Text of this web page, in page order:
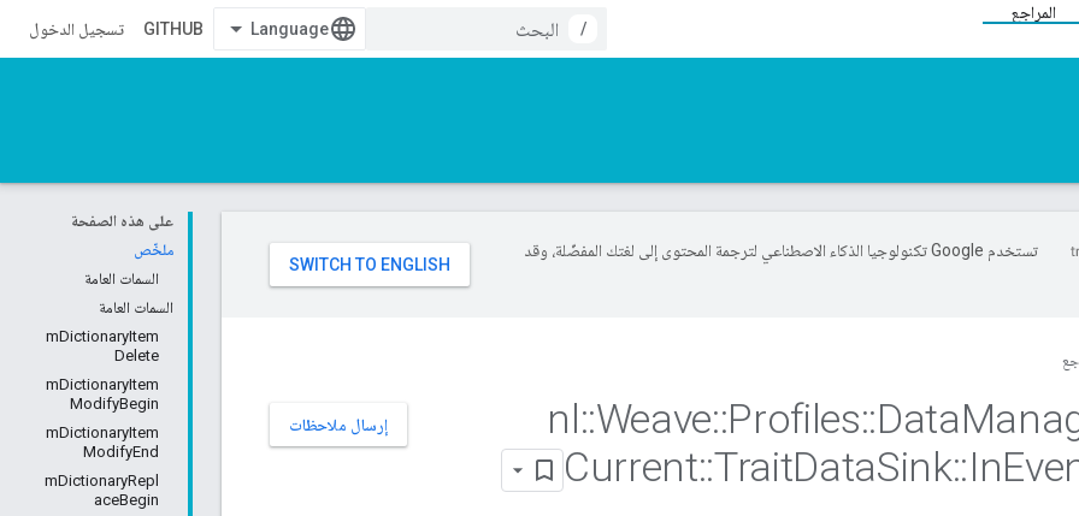
المراجع
/
GITHUB تسجيل الدخول
على هذه الصفحة
ملخّص
السمات العامة
السمات العامة
mDictionaryItem
Delete
mDictionaryItem
ModifyBegin
mDictionaryItem
ModifyEnd
mDictionaryRepl
aceBegin
تستخدم Google تكنولوجيا الذكاء الاصطناعي لترجمة المحتوى إلى لغتك المفضّلة، وقد
إرسال ملاحظات nl::Weave::Profiles::Data
Current::TraitDataSink::In